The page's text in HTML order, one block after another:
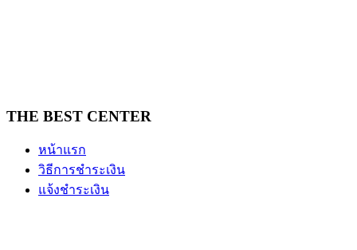
THE BEST CENTER
หน้าแรก
วิธีการชำระเงิน
แจ้งชำระเงิน